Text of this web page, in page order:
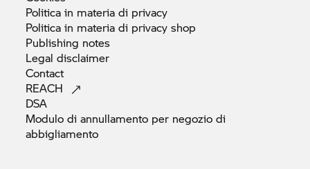
Politica in materia di privacy
Politica in materia di privacyshop
Publishing notes
Legaldisclaimer
Contact
REACH
DSA
Modulo di annullamento per negozio di
abbigliamento